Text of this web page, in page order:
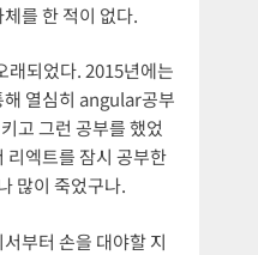
를 한 적이 없다.
래되었다. 2015년에는
열심히 angular공부
고 그런 공부를 했었
엑트를 잠시 공부한
많이 죽었구나.
부터 손을 대야할 지